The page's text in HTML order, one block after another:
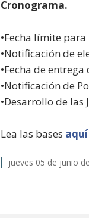
Cronograma.
•Fecha límite
•Notificación de
•Fecha de
•Notificación de
•Desarrollo de las
Lea las bases aquí
jueves 05 de junio